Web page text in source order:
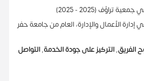
جمعية تراؤف(
2025 -
2025
)
إدارة الأعمال والإدارة، العاممنجامعة حفر
الفريق,التركيز على جودة الخدمة,التواصل